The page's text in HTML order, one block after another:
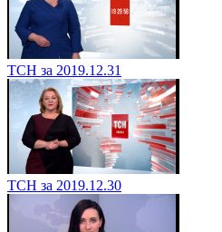
ТСН за 2019.12.31
ТСН за 2019.12.30